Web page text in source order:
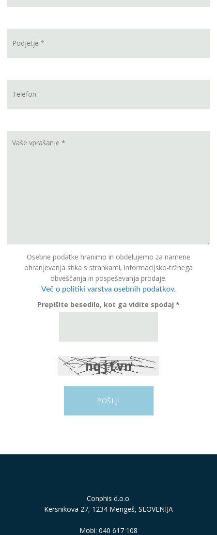
Osebne podatke hranimo in obdelujemo za namene
ohranjevanja stika s strankami, informacijsko-tržnega
obveščanja in pospeševanja prodaje.
Več o politiki varstva osebnih podatkov.
Prepišite besedilo, kot ga vidite spodaj *
Conphis d.o.o.
Kersnikova 27, 1234 Mengeš, SLOVENIJA
Mobi: 040 617 108